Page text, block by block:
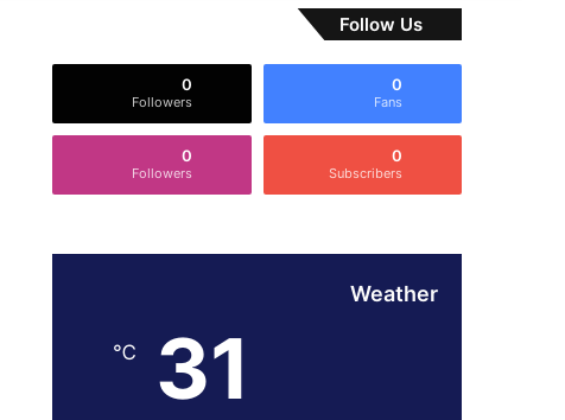
Follow Us
0
Fans
0
Followers
0
Subscribers
0
Followers
Weather
31
℃